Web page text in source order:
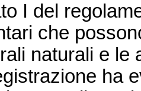
I del
che
naturali e
ha